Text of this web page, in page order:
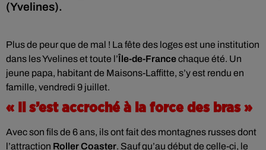
(Yvelines).
Plus de peur que de mal ! La fête des loges est une institution
dans les Yvelines et toute l’Île-de-Francechaque été. Un
jeune papa, habitant de Maisons-Laffitte, s’y est rendu en
famille, vendredi 9 juillet.
« Il s’est accroché à la force des bras »
Avec son fils de 6 ans, ils ont fait des montagnes russes dont
l’attraction Roller Coaster. Sauf qu’au début de celle-ci, le